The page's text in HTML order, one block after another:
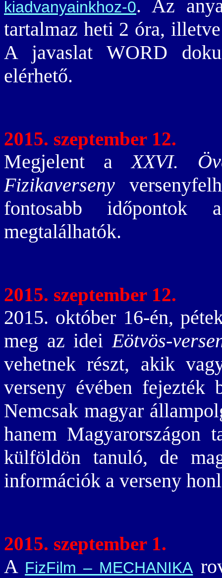
kiadvanyainkhoz-0. Az
tartalmaz heti 2 óra,
A javaslat WORD
elérhető.
2015. szeptember 12.
Megjelent aXXVI.
Fizikaverseny
fontosabb
megtalálhatók.
2015. szeptember 12.
2015. október 16-én,
meg az ideiEötvös-
vehetnek részt, akik
verseny évében fejezték
Nemcsak magyar
hanem
külföldön tanuló, de
információk a verseny
2015. szeptember 1.
A FizFilm – MECHANIKA